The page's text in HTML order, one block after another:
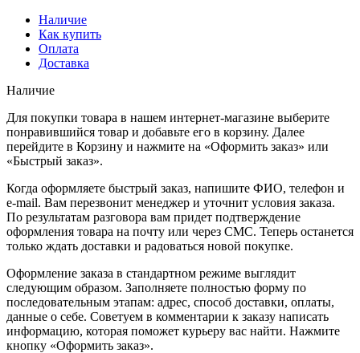
Наличие
Как купить
Оплата
Доставка
Наличие
Для покупки товара в нашем интернет-магазине выберите
понравившийся товар и добавьте его в корзину. Далее
перейдите в Корзину и нажмите на «Оформить заказ» или
«Быстрый заказ».
Когда оформляете быстрый заказ, напишите ФИО, телефон и
e-mail. Вам перезвонит менеджер и уточнит условия заказа.
По результатам разговора вам придет подтверждение
оформления товара на почту или через СМС. Теперь останется
только ждать доставки и радоваться новой покупке.
Оформление заказа в стандартном режиме выглядит
следующим образом. Заполняете полностью форму по
последовательным этапам: адрес, способ доставки, оплаты,
данные о себе. Советуем в комментарии к заказу написать
информацию, которая поможет курьеру вас найти. Нажмите
кнопку «Оформить заказ».